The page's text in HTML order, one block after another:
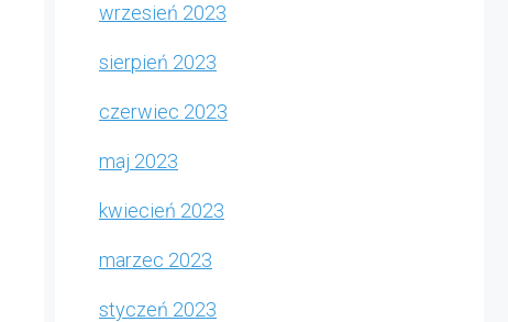
wrzesień 2023
sierpień 2023
czerwiec 2023
maj 2023
kwiecień 2023
marzec 2023
styczeń 2023